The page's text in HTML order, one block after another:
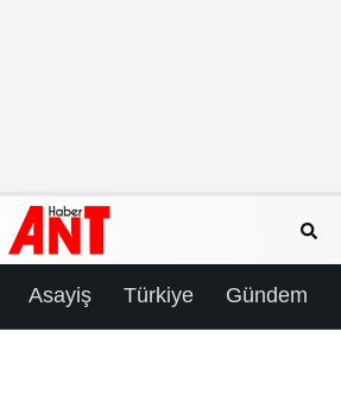
Asayiş Türkiye Gündem